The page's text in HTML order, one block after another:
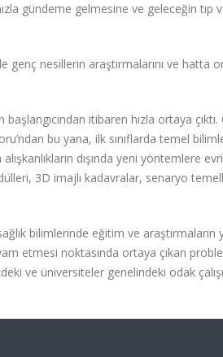
gündeme gelmesine ve geleceğin tıp
genç nesillerin araştırmalarını ve hatta
itibaren hızla ortaya çıktı.
bu yana, ilk sınıflarda temel
dışında yeni yöntemlere
3D imajlı kadavralar, senaryo
bilimlerinde eğitim ve
etmesi noktasında ortaya çıkan
ve üniversiteler genelindeki odak